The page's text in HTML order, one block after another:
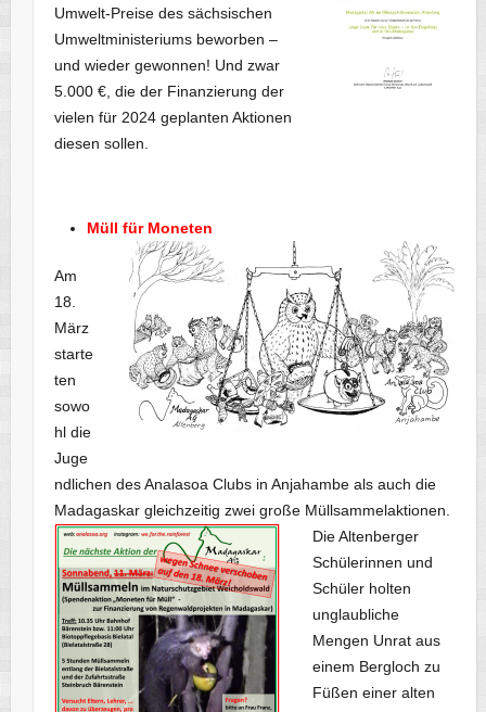
Umwelt-Preise des sächsischen
Umweltministeriums beworben –
und wieder gewonnen! Und zwar
5.000 €, die der Finanzierung der
vielen für 2024 geplanten Aktionen
diesen sollen.
Müll für Moneten
Am
18.
März
starte
ten
sowo
hl die
Juge
ndlichen des Analasoa Clubs in Anjahambe als auch die
Madagaskar gleichzeitig zwei große Müllsammelaktionen.
Die Altenberger
Schülerinnen und
Schüler holten
unglaubliche
Mengen Unrat aus
einem Bergloch zu
Füßen einer alten